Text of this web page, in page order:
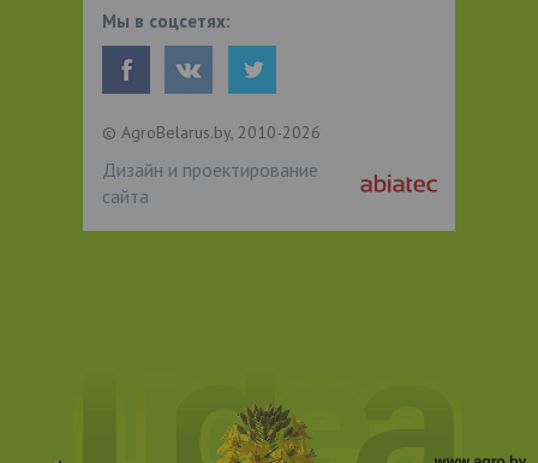
Мы в соцсетях:
© AgroBelarus.by, 2010-2026
Дизайн и проектирование
сайта